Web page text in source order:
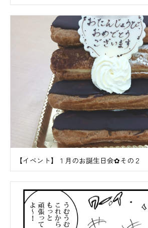
【イベント】１月のお誕生日会✿その２